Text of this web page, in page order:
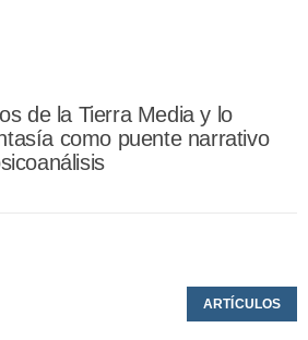
de la Tierra Media y lo
como puente narrativo
ARTÍCULOS